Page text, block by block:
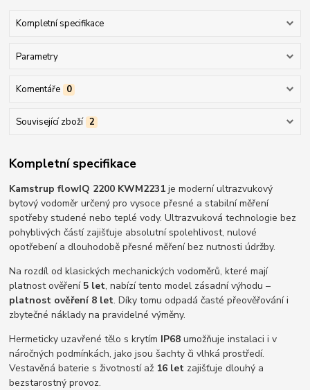
Kompletní specifikace
Parametry
Komentáře 0
Související zboží 2
Kompletní specifikace
Kamstrup flowIQ 2200 KWM2231 je moderní ultrazvukový
bytový vodoměr určený pro vysoce přesné a stabilní měření
spotřeby studené nebo teplé vody. Ultrazvuková technologie bez
pohyblivých částí zajišťuje absolutní spolehlivost, nulové
opotřebení a dlouhodobě přesné měření bez nutnosti údržby.
Na rozdíl od klasických mechanických vodoměrů, které mají
platnost ověření 5 let, nabízí tento model zásadní výhodu –
platnost ověření 8 let. Díky tomu odpadá časté přeověřování i
zbytečné náklady na pravidelné výměny.
Hermeticky uzavřené tělo s krytím IP68 umožňuje instalaci i v
náročných podmínkách, jako jsou šachty či vlhká prostředí.
Vestavěná baterie s životností až 16 let zajišťuje dlouhý a
bezstarostný provoz.